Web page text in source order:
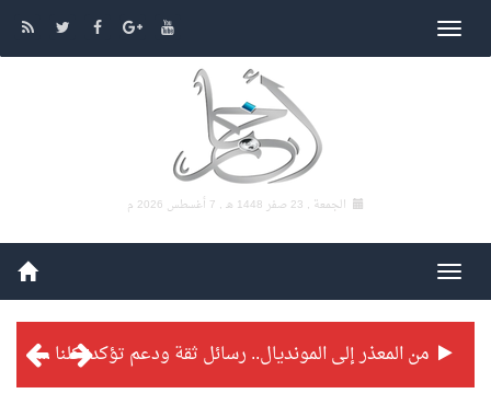
الجمعة , 23 صفر 1448 هـ , 7 أغسطس 2026 م
من المعذر إلى المونديال.. رسائل ثقة ودعم تؤكد: كلنا مع الأخضر